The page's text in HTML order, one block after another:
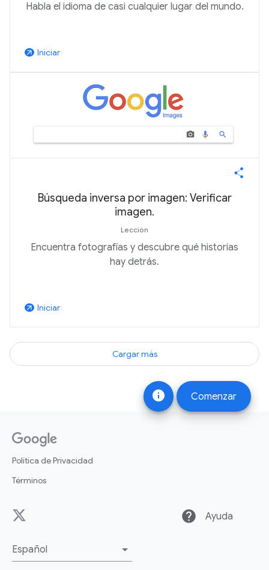
info Comenzar
Habla el idioma de casi cualquier lugar del mundo.
arrow_outward Iniciar
Búsqueda inversa por imagen: Verificar
imagen.
Lección
Encuentra fotografías y descubre qué historias
hay detrás.
arrow_outward Iniciar
Cargar más
Política de Privacidad
Términos
help Ayuda
Español